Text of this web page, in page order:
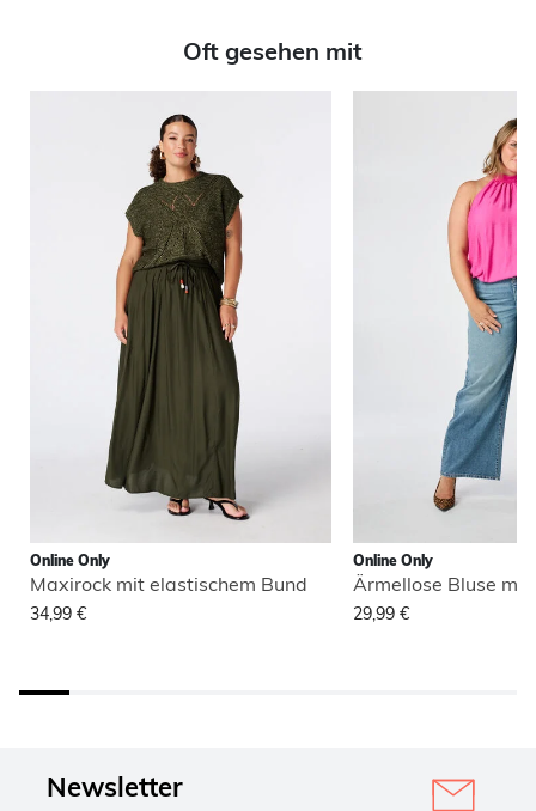
Oft gesehen mit
Online Only
Maxirock mit elastischem Bund
34,99 €
Online Only
Ärmellose Bluse
29,99 €
Newsletter